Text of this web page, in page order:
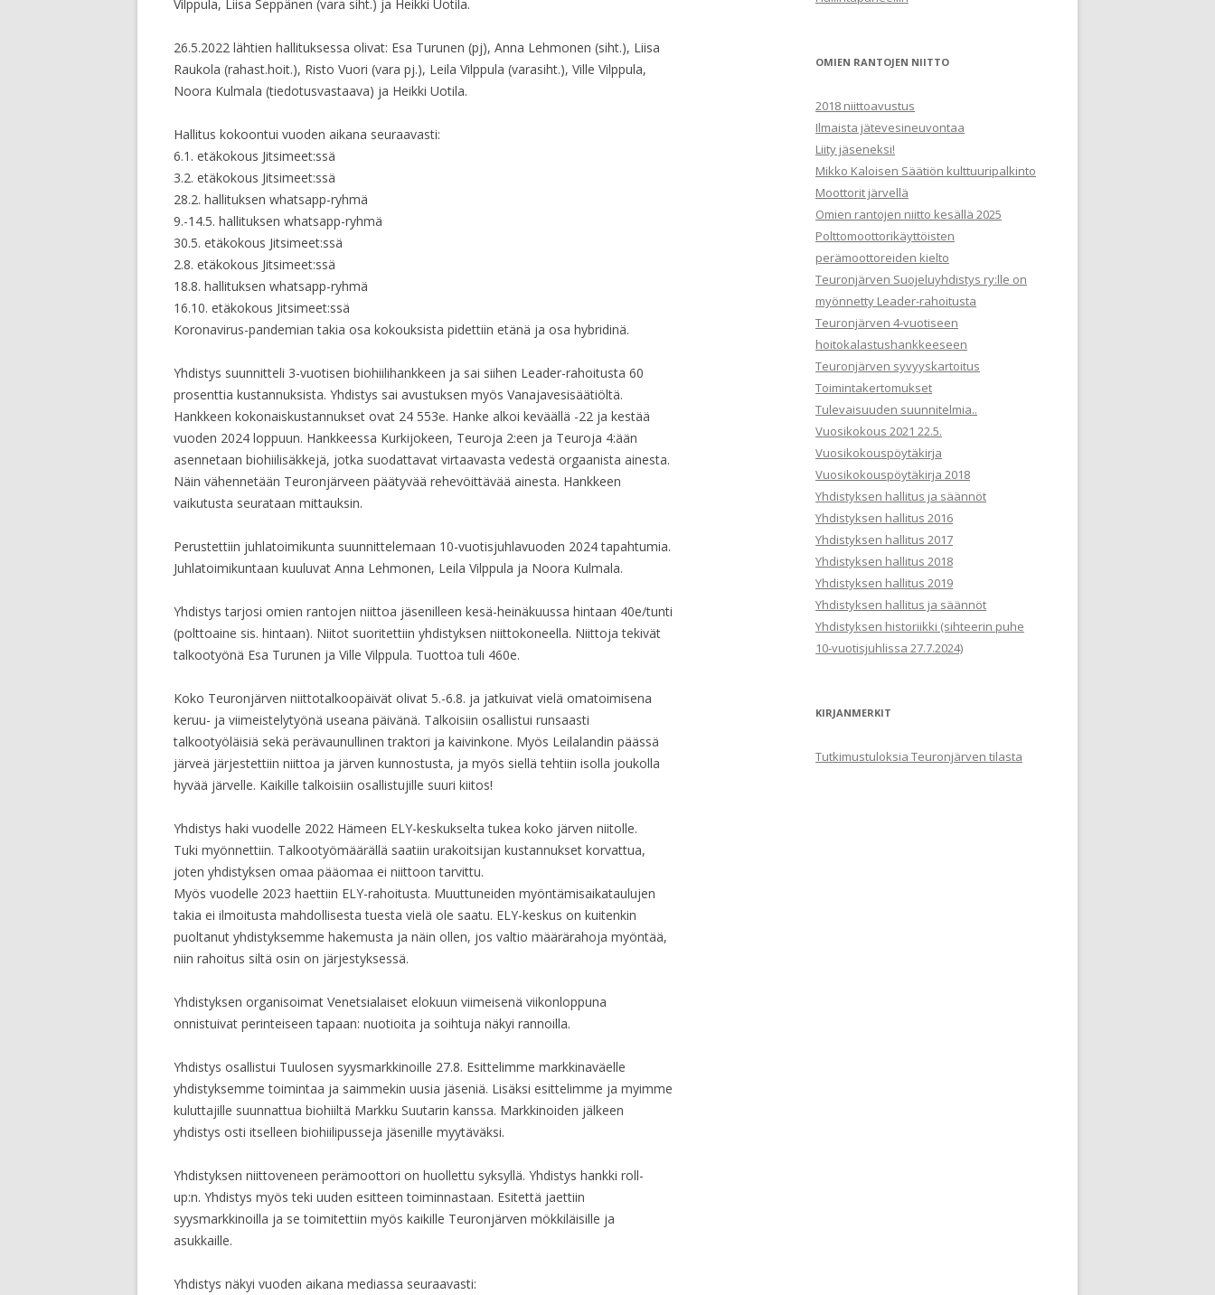
Vilppula, Liisa Seppänen (vara siht.) ja Heikki Uotila.
26.5.2022 lähtien hallituksessa olivat: Esa Turunen (pj), Anna Lehmonen (siht.), Liisa
Raukola (rahast.hoit.), Risto Vuori (vara pj.), Leila Vilppula (varasiht.), Ville Vilppula,
Noora Kulmala (tiedotusvastaava) ja Heikki Uotila.
Hallitus kokoontui vuoden aikana seuraavasti:
6.1. etäkokous Jitsimeet:ssä
3.2. etäkokous Jitsimeet:ssä
28.2. hallituksen whatsapp-ryhmä
9.-14.5. hallituksen whatsapp-ryhmä
30.5. etäkokous Jitsimeet:ssä
2.8. etäkokous Jitsimeet:ssä
18.8. hallituksen whatsapp-ryhmä
16.10. etäkokous Jitsimeet:ssä
Koronavirus-pandemian takia osa kokouksista pidettiin etänä ja osa hybridinä.
Yhdistys suunnitteli 3-vuotisen biohiilihankkeen ja sai siihen Leader-rahoitusta 60
prosenttia kustannuksista. Yhdistys sai avustuksen myös Vanajavesisäätiöltä.
Hankkeen kokonaiskustannukset ovat 24 553e. Hanke alkoi keväällä -22 ja kestää
vuoden 2024 loppuun. Hankkeessa Kurkijokeen, Teuroja 2:een ja Teuroja 4:ään
asennetaan biohiilisäkkejä, jotka suodattavat virtaavasta vedestä orgaanista ainesta.
Näin vähennetään Teuronjärveen päätyvää rehevöittävää ainesta. Hankkeen
vaikutusta seurataan mittauksin.
Perustettiin juhlatoimikunta suunnittelemaan 10-vuotisjuhlavuoden 2024 tapahtumia.
Juhlatoimikuntaan kuuluvat Anna Lehmonen, Leila Vilppula ja Noora Kulmala.
Yhdistys tarjosi omien rantojen niittoa jäsenilleen kesä-heinäkuussa hintaan 40e/tunti
(polttoaine sis. hintaan). Niitot suoritettiin yhdistyksen niittokoneella. Niittoja tekivät
talkootyönä Esa Turunen ja Ville Vilppula. Tuottoa tuli 460e.
Koko Teuronjärven niittotalkoopäivät olivat 5.-6.8. ja jatkuivat vielä omatoimisena
keruu- ja viimeistelytyönä useana päivänä. Talkoisiin osallistui runsaasti
talkootyöläisiä sekä perävaunullinen traktori ja kaivinkone. Myös Leilalandin päässä
järveä järjestettiin niittoa ja järven kunnostusta, ja myös siellä tehtiin isolla joukolla
hyvää järvelle. Kaikille talkoisiin osallistujille suuri kiitos!
Yhdistys haki vuodelle 2022 Hämeen ELY-keskukselta tukea koko järven niitolle.
Tuki myönnettiin. Talkootyömäärällä saatiin urakoitsijan kustannukset korvattua,
joten yhdistyksen omaa pääomaa ei niittoon tarvittu.
Myös vuodelle 2023 haettiin ELY-rahoitusta. Muuttuneiden myöntämisaikataulujen
takia ei ilmoitusta mahdollisesta tuesta vielä ole saatu. ELY-keskus on kuitenkin
puoltanut yhdistyksemme hakemusta ja näin ollen, jos valtio määrärahoja myöntää,
niin rahoitus siltä osin on järjestyksessä.
Yhdistyksen organisoimat Venetsialaiset elokuun viimeisenä viikonloppuna
onnistuivat perinteiseen tapaan: nuotioita ja soihtuja näkyi rannoilla.
Yhdistys osallistui Tuulosen syysmarkkinoille 27.8. Esittelimme markkinaväelle
yhdistyksemme toimintaa ja saimmekin uusia jäseniä. Lisäksi esittelimme ja myimme
kuluttajille suunnattua biohiiltä Markku Suutarin kanssa. Markkinoiden jälkeen
yhdistys osti itselleen biohiilipusseja jäsenille myytäväksi.
Yhdistyksen niittoveneen perämoottori on huollettu syksyllä. Yhdistys hankki roll-
up:n. Yhdistys myös teki uuden esitteen toiminnastaan. Esitettä jaettiin
syysmarkkinoilla ja se toimitettiin myös kaikille Teuronjärven mökkiläisille ja
asukkaille.
Yhdistys näkyi vuoden aikana mediassa seuraavasti:
m
OMIEN RANTOJEN NIITTO
2018 niittoavustus
Ilmaista jätevesineuvontaa
Liity jäseneksi!
Mikko Kaloisen Säätiön kulttuuripalkinto
Moottorit järvellä
Omien rantojen niitto kesällä 2025
Polttomoottorikäyttöisten
perämoottoreiden kielto
Teuronjärven Suojeluyhdistys ry:lle on
myönnetty Leader-rahoitusta
Teuronjärven 4-vuotiseen
hoitokalastushankkeeseen
Teuronjärven syvyyskartoitus
Toimintakertomukset
Tulevaisuuden suunnitelmia..
Vuosikokous 2021 22.5.
Vuosikokouspöytäkirja
Vuosikokouspöytäkirja 2018
Yhdistyksen hallitus ja säännöt
Yhdistyksen hallitus 2016
Yhdistyksen hallitus 2017
Yhdistyksen hallitus 2018
Yhdistyksen hallitus 2019
Yhdistyksen hallitus ja säännöt
Yhdistyksen historiikki (sihteerin puhe
10-vuotisjuhlissa 27.7.2024)
KIRJANMERKIT
Tutkimustuloksia Teuronjärven tilasta